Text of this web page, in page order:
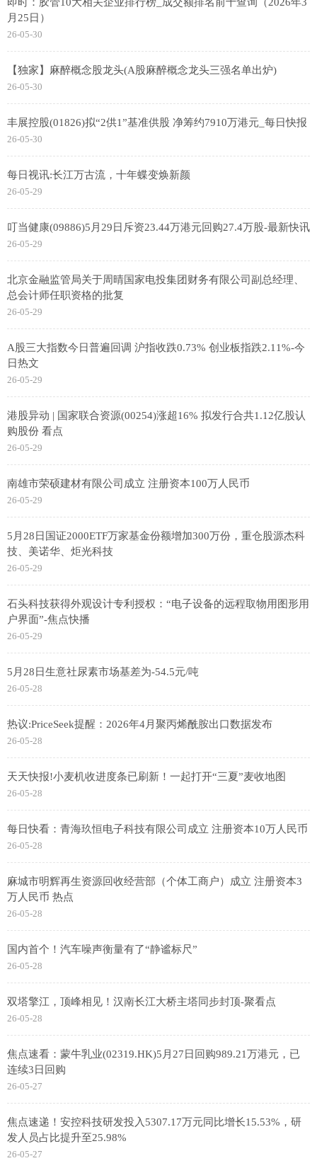
月25日）
26-05-30
【独家】麻醉概念股龙头(A股麻醉概念龙头三强名单出炉)
26-05-30
丰展控股(01826)拟“2供1”基准供股 净筹约7910万港元_每日快报
26-05-30
每日视讯:长江万古流，十年蝶变焕新颜
26-05-29
叮当健康(09886)5月29日斥资23.44万港元回购27.4万股-最新快讯
26-05-29
北京金融监管局关于周晴国家电投集团财务有限公司副总经理、
总会计师任职资格的批复
26-05-29
A股三大指数今日普遍回调 沪指收跌0.73% 创业板指跌2.11%-今
日热文
26-05-29
港股异动 | 国家联合资源(00254)涨超16% 拟发行合共1.12亿股认
购股份 看点
26-05-29
南雄市荣硕建材有限公司成立 注册资本100万人民币
26-05-29
5月28日国证2000ETF万家基金份额增加300万份，重仓股源杰科
技、美诺华、炬光科技
26-05-29
石头科技获得外观设计专利授权：“电子设备的远程取物用图形用
户界面”-焦点快播
26-05-29
5月28日生意社尿素市场基差为-54.5元/吨
26-05-28
热议:PriceSeek提醒：2026年4月聚丙烯酰胺出口数据发布
26-05-28
天天快报!小麦机收进度条已刷新！一起打开“三夏”麦收地图
26-05-28
每日快看：青海玖恒电子科技有限公司成立 注册资本10万人民币
26-05-28
麻城市明辉再生资源回收经营部（个体工商户）成立 注册资本3
万人民币 热点
26-05-28
国内首个！汽车噪声衡量有了“静谧标尺”
26-05-28
双塔擎江，顶峰相见！汉南长江大桥主塔同步封顶-聚看点
26-05-28
焦点速看：蒙牛乳业(02319.HK)5月27日回购989.21万港元，已
连续3日回购
26-05-27
焦点速递！安控科技研发投入5307.17万元同比增长15.53%，研
发人员占比提升至25.98%
26-05-27